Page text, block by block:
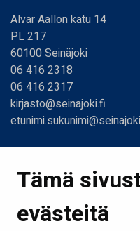
Tämä
evästeitä
Alvar Aallon katu 14
PL 217
60100 Seinäjoki
06 416 2318
06 416 2317
kirjasto@seinajoki.fi
Kirjastot ja aukioloajat